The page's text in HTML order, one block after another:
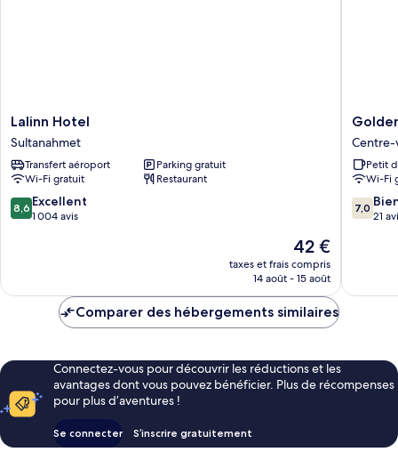
Lalinn
Hotel
Sultanahmet
Lalinn Hotel
Sultanahmet
Transfert aéroport
Parking gratuit
Wi-Fi gratuit
Restaurant
8.6
sur
8,6 Excellent
1 004 avis
Le
nouveau
prix
de
42 €
taxes et frais compris
14 août - 15 août
Golden
Horn
Park
Hotel
Centre-
ville
Centre-
Petit
Wi-Fi
7.0
sur
7,0
21
Comparer des hébergements similaires
Connectez-vous pour découvrir les réductions et les
avantages dont vous pouvez bénéficier. Plus de récompenses
pour plus d’aventures !
Se connecter S’inscrire gratuitement